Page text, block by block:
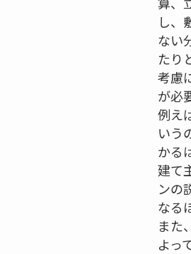
し、
ない
たり
考慮
が必
例え
いう
かる
建て
ンの
なる
また
よっ